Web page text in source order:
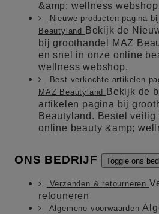
&amp; wellness
Nieuwe producten pagina
Beautyland
Bekijk de
bij groothandel MAZ
en snel in onze online
wellness webshop.
Best verkochte artikelen
MAZ Beautyland
Bekijk de
artikelen pagina bij
Beautyland. Bestel veilig
online beauty &amp;
ONS BEDRIJF Toggle ons
Verzenden & retourneren
retouneren
Algemene voorwaarden